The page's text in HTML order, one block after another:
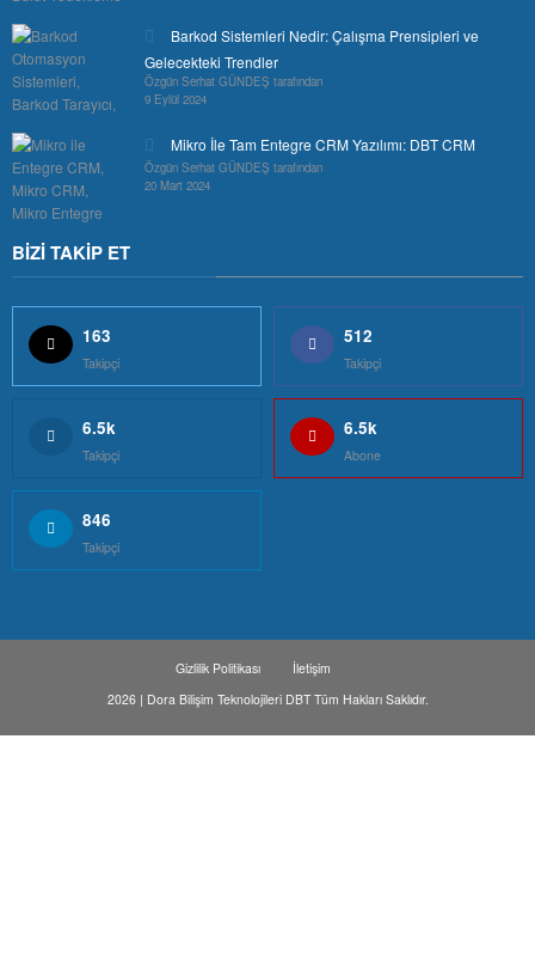
Barkod Sistemleri Nedir: Çalışma Prensipleri ve
Gelecekteki Trendler
Özgün Serhat GÜNDEŞ tarafından
9 Eylül 2024
Mikro İle Tam Entegre CRM Yazılımı: DBT CRM
Özgün Serhat GÜNDEŞ tarafından
20 Mart 2024
BİZİ TAKİP ET
163
Takipçi
512
Takipçi
6.5k
Takipçi
6.5k
Abone
846
Takipçi
Gizlilik Politikası
İletişim
2026 | Dora Bilişim Teknolojileri DBT Tüm Hakları Saklıdır.